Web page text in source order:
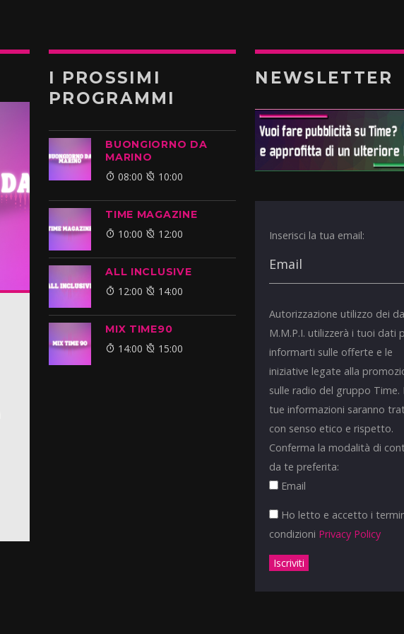
I PROSSIMI
PROGRAMMI
BUONGIORNO DA
MARINO
08:00 10:00
TIME MAGAZINE
10:00 12:00
ALL INCLUSIVE
12:00 14:00
MIX TIME90
14:00 15:00
NEWSLETTER
Inserisci la tua email:
Autorizzazione utilizzo dei
M.M.P.I. utilizzerà i tuoi dati
informarti sulle offerte e le
iniziative legate alla
sulle radio del gruppo Time.
tue informazioni saranno
con senso etico e rispetto.
Conferma la modalità di
da te preferita:
Email
Ho letto e accetto i
condizioni Privacy Policy